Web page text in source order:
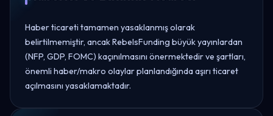
Haber ticareti tamamen yasaklanmış olarak
belirtilmemiştir, ancak RebelsFunding büyük yayınlardan
(NFP, GDP, FOMC) kaçınılmasını önermektedir ve şartları,
önemli haber/makro olaylar planlandığında aşırı ticaret
açılmasını yasaklamaktadır.